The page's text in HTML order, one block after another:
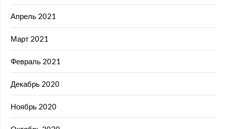
Апрель 2021
Март 2021
Февраль 2021
Декабрь 2020
Ноябрь 2020